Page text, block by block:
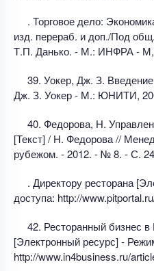
. Торговое дело:
изд. перераб. и доп./Под
Т.П. Данько. - М.: ИНФРА - М,
39. Уокер, Дж. З.
Дж. З. Уокер - М.: ЮНИТИ,
40. Федорова, Н.
[Текст] / Н. Федорова //
рубежом. - 2012. - № 8. - С.
. Директору ресторана
доступа: http://
42. Ресторанный бизнес в
[Электронный ресурс] -
http://www.in4business.ru/